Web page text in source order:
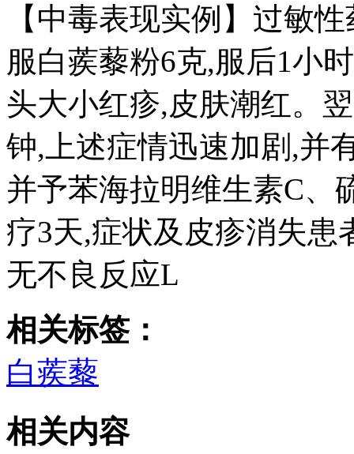
【中毒表现实例】过敏
服白蒺藜粉6克,服后1小
头大小红疹,皮肤潮红。
钟,上述症情迅速加剧,并
并予苯海拉明维生素C、
疗3天,症状及皮疹消失患
无不良反应L
相关标签：
白蒺藜
相关内容